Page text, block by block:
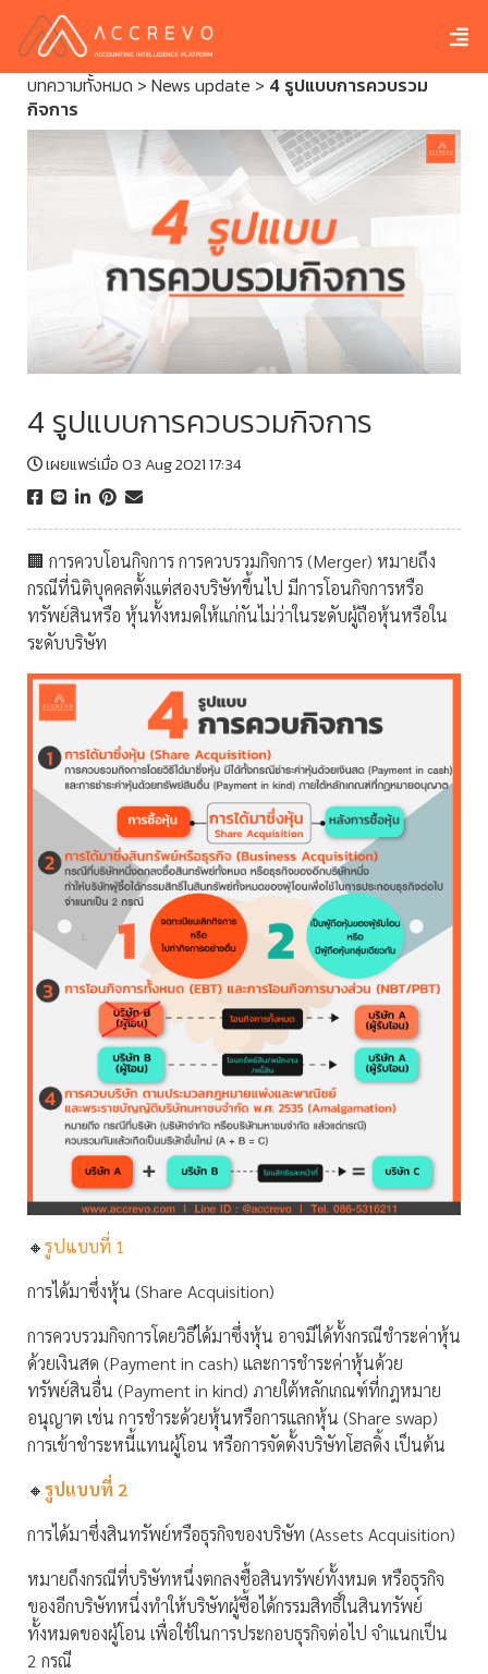
บทความทั้งหมด > News update > 4 รูปแบบการควบรวม
กิจการ
4 รูปแบบการควบรวมกิจการ
เผยแพร่เมื่อ 03 Aug 2021 17:34
🏢 การควบโอนกิจการ การควบรวมกิจการ (Merger) หมายถึง
กรณีที่นิติบุคคลตั้งแต่สองบริษัทขึ้นไป มีการโอนกิจการหรือ
ทรัพย์สินหรือ หุ้นทั้งหมดให้แก่กันไม่ว่าในระดับผู้ถือหุ้นหรือใน
ระดับบริษัท
🔸รูปแบบที่ 1
การได้มาซึ่งหุ้น (Share Acquisition)
การควบรวมกิจการโดยวิธีได้มาซึ่งหุ้น อาจมีได้ทั้งกรณีชำระค่าหุ้น
ด้วยเงินสด (Payment in cash) และการชำระค่าหุ้นด้วย
ทรัพย์สินอื่น (Payment in kind) ภายใต้หลักเกณฑ์ที่กฎหมาย
อนุญาต เช่น การชำระด้วยหุ้นหรือการแลกหุ้น (Share swap)
การเข้าชำระหนี้แทนผู้โอน หรือการจัดตั้งบริษัทโฮลดิ้ง เป็นต้น
🔸รูปแบบที่ 2
การได้มาซึ่งสินทรัพย์หรือธุรกิจของบริษัท (Assets Acquisition)
หมายถึงกรณีที่บริษัทหนึ่งตกลงซื้อสินทรัพย์ทั้งหมด หรือธุรกิจ
ของอีกบริษัทหนึ่งทำให้บริษัทผู้ซื้อได้กรรมสิทธิ์ในสินทรัพย์
ทั้งหมดของผู้โอน เพื่อใช้ในการประกอบธุรกิจต่อไป จำแนกเป็น
2 กรณี